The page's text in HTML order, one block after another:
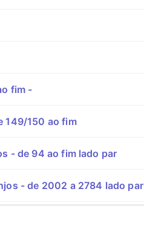
fim -
149/150 ao fim
- de 94 ao fim lado par
- de 2002 a 2784 lado par